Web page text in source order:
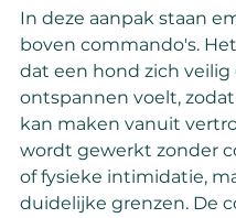
In deze aanpak staan
boven commando's.
dat een hond zich veilig
ontspannen voelt,
kan maken vanuit
wordt gewerkt zonder
of fysieke intimidatie,
duidelijke grenzen. De